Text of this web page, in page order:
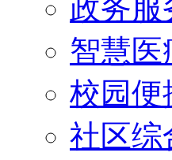
政务服
智慧医
校园便
社区综